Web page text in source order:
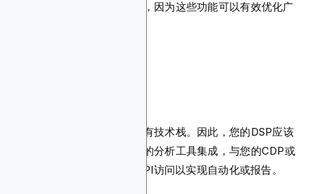
及客流量或离线转化等功能，因为这些功能可以有效优化广
大多数品牌和代理商已经拥有技术栈。因此，您的DSP应该
与之良好配合。它应该与您的分析工具集成，与您的CDP或
CRM同步。它还应该允许API访问以实现自动化或报告。